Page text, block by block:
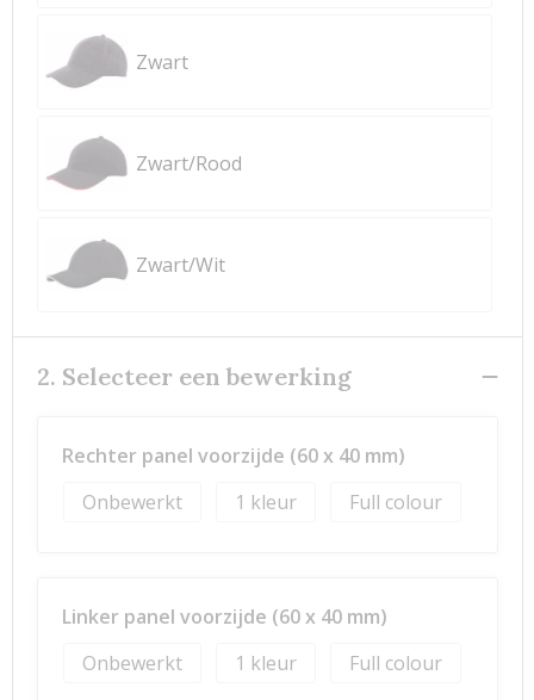
Zwart
Zwart/Rood
Zwart/Wit
2. Selecteer een bewerking
Rechter panel voorzijde (60 x 40 mm)
Onbewerkt
1 Full colour
Linker panel voorzijde (60 x 40 mm)
Onbewerkt
1 Full colour